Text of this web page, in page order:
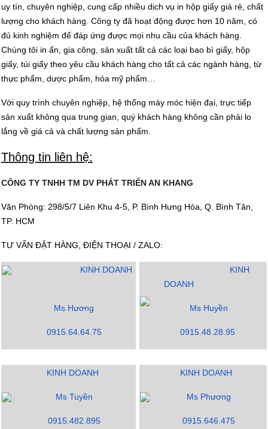
uy tín, chuyên nghiệp, cung cấp nhiều dịch vụ in hộp giấy giá rẻ, chất
lượng cho khách hàng. Công ty đã hoạt động được hơn 10 năm, có
đủ kinh nghiệm để đáp ứng được mọi nhu cầu của khách hàng.
Chúng tôi in ấn, gia công, sản xuất tất cả các loại bao bì giấy, hộp
giấy, túi giấy theo yêu cầu khách hàng cho tất cả các ngành hàng, từ
thực phẩm, dược phẩm, hóa mỹ phẩm…
Với quy trình chuyên nghiệp, hệ thống máy móc hiện đại, trực tiếp
sản xuất không qua trung gian, quý khách hàng không cần phải lo
lắng về giá cả và chất lượng sản phẩm.
Thông tin liên hệ:
CÔNG TY TNHH TM DV PHÁT TRIỂN AN KHANG
Văn Phòng: 298/5/7 Liên Khu 4-5, P. Bình Hưng Hòa, Q. Bình Tân,
TP. HCM
TƯ VẤN ĐẶT HÀNG, ĐIỆN THOẠI / ZALO:
KINH DOANH
Ms Hương
0915.64.64.75
KINH
DOANH
Ms Huyền
0915.48.28.95
KINH DOANH
Ms Tuyền
0915.482.895
KINH DOANH
Ms Phương
0915.646.475